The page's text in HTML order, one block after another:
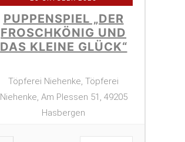
PUPPENSPIEL „DER
FROSCHKÖNIG UND
DAS KLEINE GLÜCK“
Töpferei Niehenke, Töpferei
Niehenke, Am Plessen 51, 49205
Hasbergen